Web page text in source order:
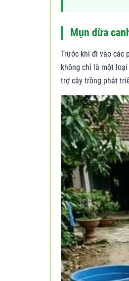
Mụn dừa
Trước khi đi vào các
không chỉ là một
trợ cây trồng phát